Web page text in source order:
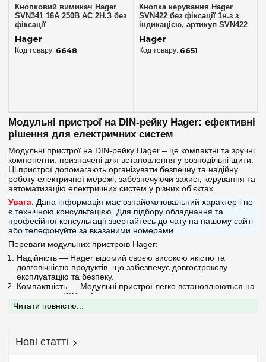
Кнопковий вимикач Hager
SVN341 16A 250В AC 2Н.З без
фіксації
Hager
6648
Кнопка керування Hager
SVN422 без фіксації 1н.з з
індикацією, артикул SVN422
Hager
6651
Модульні пристрої на DIN-рейку Hager: ефективні
рішення для електричних систем
Модульні пристрої на DIN-рейку Hager – це компактні та зручні
компоненти, призначені для встановлення у розподільні щити.
Ці пристрої допомагають організувати безпечну та надійну
роботу електричної мережі, забезпечуючи захист, керування та
автоматизацію електричних систем у різних об'єктах.
Увага: Дана інформація має ознайомлювальний характер і не
є технічною консультацією. Для підбору обладнання та
професійної консультації звертайтесь до чату на нашому сайті
або телефонуйте за вказаними номерами.
Переваги модульних пристроїв Hager:
Надійність — Hager відомий своєю високою якістю та
довговічністю продуктів, що забезпечує довгострокову
експлуатацію та безпеку.
Компактність — Модульні пристрої легко встановлюються на
стандартну DIN-рейку, що дозволяє заощадити простір у
розподільчому щиті.
Простота встановлення та обслуговування — Модульні
Читати повністю...
Нові статті